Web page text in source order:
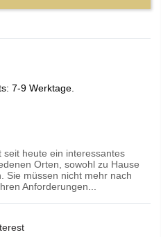
7-9 Werktage.
seit heute ein interessantes
Orten, sowohl zu Hause
Sie müssen nicht mehr nach
Anforderungen...